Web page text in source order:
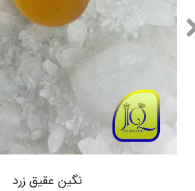
نگین عقیق زرد